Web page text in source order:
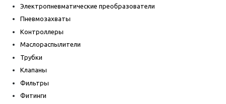
Электропневматические преобразователи
Пневмозахваты
Контроллеры
Маслораспылители
Трубки
Клапаны
Фильтры
Фитинги